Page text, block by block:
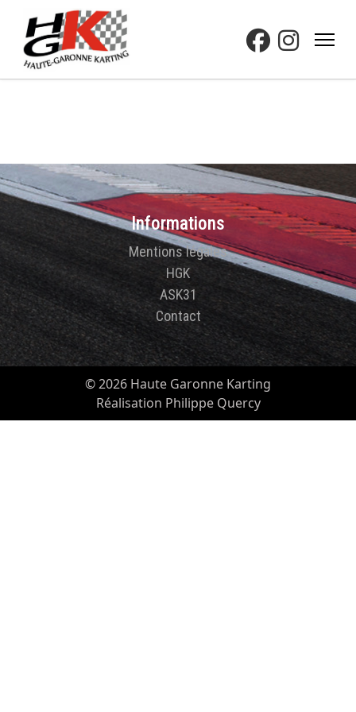
Informations
Mentions légales
HGK
ASK31
Contact
© 2026 Haute Garonne Karting
Réalisation Philippe Quercy